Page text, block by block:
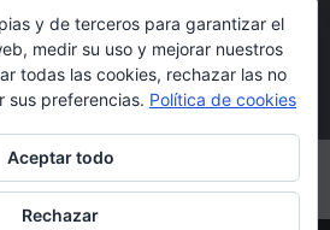
InstagramFacebookYouTube
y de terceros para garantizar el
medir su uso y mejorar nuestros
todas las cookies, rechazar las no
sus preferencias. Política de cookies
Aceptar todo
Rechazar